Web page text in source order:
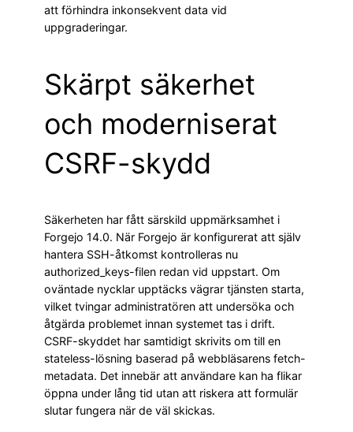
att förhindra inkonsekvent data vid
uppgraderingar.
Skärpt säkerhet
och moderniserat
CSRF-skydd
Säkerheten har fått särskild uppmärksamhet i
Forgejo 14.0. När Forgejo är konfigurerat att själv
hantera SSH-åtkomst kontrolleras nu
authorized_keys-filen redan vid uppstart. Om
oväntade nycklar upptäcks vägrar tjänsten starta,
vilket tvingar administratören att undersöka och
åtgärda problemet innan systemet tas i drift.
CSRF-skyddet har samtidigt skrivits om till en
stateless-lösning baserad på webbläsarens fetch-
metadata. Det innebär att användare kan ha flikar
öppna under lång tid utan att riskera att formulär
slutar fungera när de väl skickas.